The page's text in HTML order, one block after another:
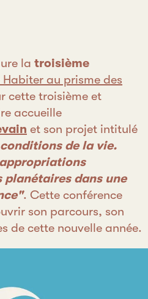
la troisième
au prisme des
cette troisième et
accueille
et son projet intitulé
de la vie.
dans une
. Cette conférence
son parcours, son
de cette nouvelle année.